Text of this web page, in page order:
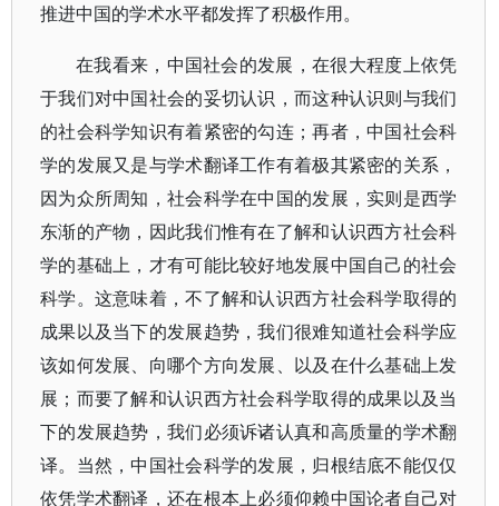
推进中国的学术水平都发挥了积极作用。
在我看来，中国社会的发展，在很大程度上依凭
于我们对中国社会的妥切认识，而这种认识则与我们
的社会科学知识有着紧密的勾连；再者，中国社会科
学的发展又是与学术翻译工作有着极其紧密的关系，
因为众所周知，社会科学在中国的发展，实则是西学
东渐的产物，因此我们惟有在了解和认识西方社会科
学的基础上，才有可能比较好地发展中国自己的社会
科学。这意味着，不了解和认识西方社会科学取得的
成果以及当下的发展趋势，我们很难知道社会科学应
该如何发展、向哪个方向发展、以及在什么基础上发
展；而要了解和认识西方社会科学取得的成果以及当
下的发展趋势，我们必须诉诸认真和高质量的学术翻
译。当然，中国社会科学的发展，归根结底不能仅仅
依凭学术翻译，还在根本上必须仰赖中国论者自己对